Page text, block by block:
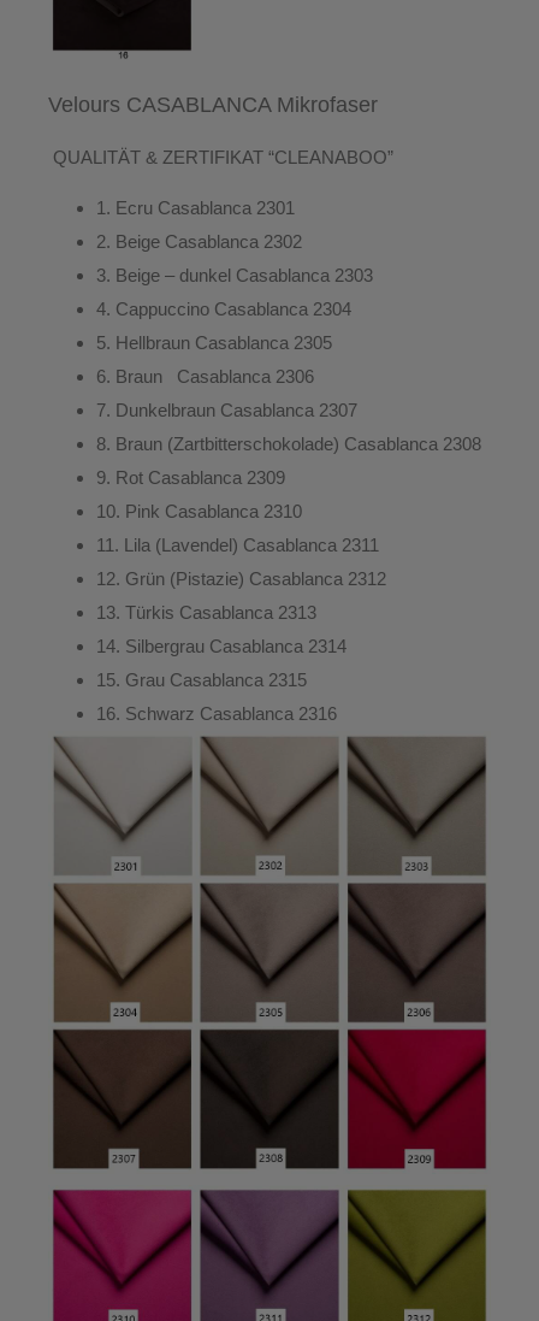
Velours CASABLANCA Mikrofaser
QUALITÄT & ZERTIFIKAT “CLEANABOO”
1. Ecru Casablanca 2301
2. Beige Casablanca 2302
3. Beige – dunkel Casablanca 2303
4. Cappuccino Casablanca 2304
5. Hellbraun Casablanca 2305
6. Braun
Casablanca 2306
7. Dunkelbraun Casablanca 2307
8. Braun (Zartbitterschokolade) Casablanca 2308
9. Rot Casablanca 2309
10. Pink Casablanca 2310
11. Lila (Lavendel) Casablanca 2311
12. Grün (Pistazie) Casablanca 2312
13. Türkis Casablanca 2313
14. Silbergrau Casablanca 2314
15. Grau Casablanca 2315
16. Schwarz Casablanca 2316